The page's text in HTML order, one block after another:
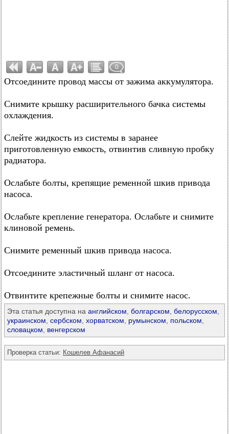
0
Отсоедините провод массы от зажима аккумулятора.
Снимите крышку расширительного бачка системы
охлаждения.
Слейте жидкость из системы в заранее
приготовленную емкость, отвинтив сливную пробку
радиатора.
Ослабьте болты, крепящие ременной шкив привода
насоса.
Ослабьте крепление генератора. Ослабьте и снимите
клиновой ремень.
Снимите ременный шкив привода насоса.
Отсоедините эластичный шланг от насоса.
Отвинтите крепежные болты и снимите насос.
Эта статья доступна на английском болгарском белорусском
украинском сербском хорватском румынском польском
словацком
венгерском
Проверка статьи: Кошелев Афанасий